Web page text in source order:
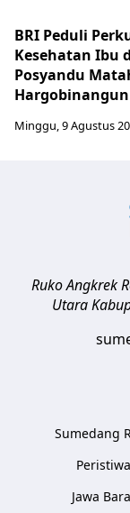
BRI Peduli
Kesehatan Ibu
Posyandu
Hargobinangun
Minggu, 9 Agustus
Ruko Angkrek
Utara
Sumedang
Peristiwa
Jawa